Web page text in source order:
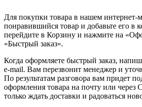
Для покупки товара в нашем интернет-
понравившийся товар и добавьте его в
перейдите в Корзину и нажмите на
«Быстрый заказ».
Когда оформляете быстрый заказ,
e-mail. Вам перезвонит менеджер и
По результатам разговора вам придет
оформления товара на почту или через
только ждать доставки и радоваться